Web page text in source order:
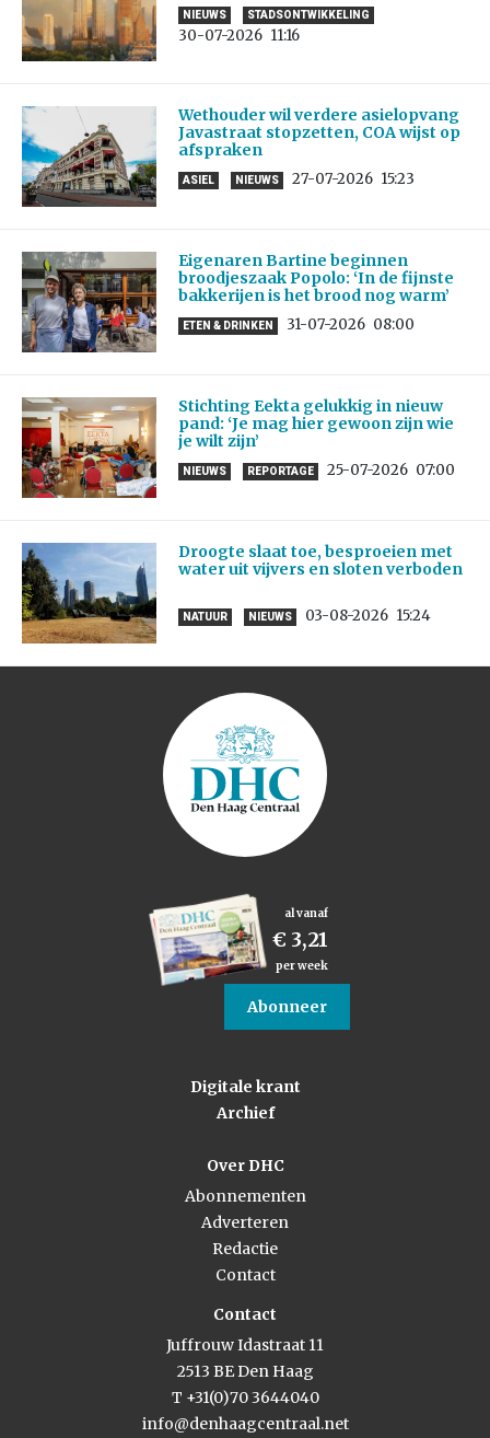
NIEUWS STADSONTWIKKELING
30-07-2026 11:16
Wethouder wil verdere asielopvang
Javastraat stopzetten, COA wijst op
afspraken
ASIEL NIEUWS 27-07-2026 15:23
Eigenaren Bartine beginnen
broodjeszaak Popolo: ‘In de fijnste
bakkerijen is het brood nog warm’
ETEN & DRINKEN 31-07-2026 08:00
Stichting Eekta gelukkig in nieuw
pand: ‘Je mag hier gewoon zijn wie
je wilt zijn’
NIEUWS REPORTAGE 25-07-2026 07:00
Droogte slaat toe, besproeien met
water uit vijvers en sloten verboden
NATUUR NIEUWS 03-08-2026 15:24
al vanaf
€ 3,21
per week
Abonneer
Digitale krant
Archief
Over DHC
Abonnementen
Adverteren
Redactie
Contact
Contact
Juffrouw Idastraat 11
2513 BE Den Haag
T +31(0)70 3644040
info@denhaagcentraal.net